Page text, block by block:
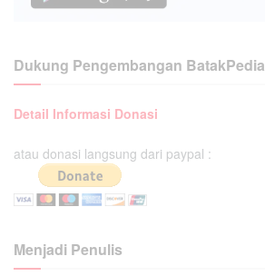
Dukung Pengembangan BatakPedia
Detail Informasi Donasi
atau donasi langsung dari paypal :
Menjadi Penulis